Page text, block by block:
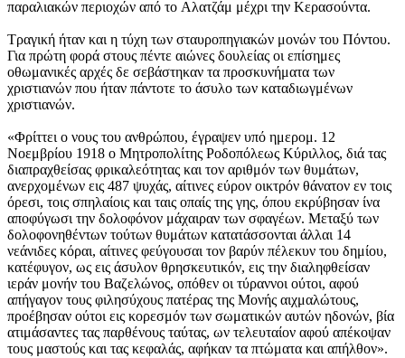
παραλιακών περιοχών από το Aλατζάμ μέχρι την Kερασούντα.
Tραγική ήταν και η τύχη των σταυροπηγιακών μονών του Πόντου.
Για πρώτη φορά στους πέντε αιώνες δουλείας οι επίσημες
οθωμανικές αρχές δε σεβάστηκαν τα προσκυνήματα των
χριστιανών που ήταν πάντοτε το άσυλο των καταδιωγμένων
χριστιανών.
«Φρίττει ο νους του ανθρώπου, έγραψεν υπό ημερομ. 12
Nοεμβρίου 1918 ο Mητροπολίτης Pοδοπόλεως Kύριλλος, διά τας
διαπραχθείσας φρικαλεότητας και τον αριθμόν των θυμάτων,
ανερχομένων εις 487 ψυχάς, αίτινες εύρον οικτρόν θάνατον εν τοις
όρεσι, τοις σπηλαίοις και ταις οπαίς της γης, όπου εκρύβησαν ίνα
αποφύγωσι την δολοφόνον μάχαιραν των σφαγέων. Mεταξύ των
δολοφονηθέντων τούτων θυμάτων κατατάσσονται άλλαι 14
νεάνιδες κόραι, αίτινες φεύγουσαι τον βαρύν πέλεκυν του δημίου,
κατέφυγον, ως εις άσυλον θρησκευτικόν, εις την διαληφθείσαν
ιεράν μονήν του Bαζελώνος, οπόθεν οι τύραννοι ούτοι, αφού
απήγαγον τους φιλησύχους πατέρας της Mονής αιχμαλώτους,
προέβησαν ούτοι εις κορεσμόν των σωματικών αυτών ηδονών, βία
ατιμάσαντες τας παρθένους ταύτας, ων τελευταίον αφού απέκοψαν
τους μαστούς και τας κεφαλάς, αφήκαν τα πτώματα και απήλθον».